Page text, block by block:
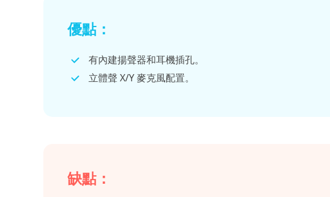
優點：
有內建揚聲器和耳機插孔。
立體聲 X/Y 麥克風配置。
缺點：